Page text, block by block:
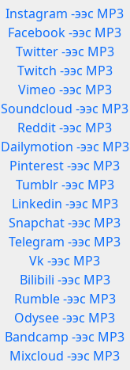
Instagram -ээс MP3
Facebook -ээс MP3
Twitter -ээс MP3
Twitch -ээс MP3
Vimeo -ээс MP3
Soundcloud -ээс MP3
Reddit -ээс MP3
Dailymotion -ээс MP3
Pinterest -ээс MP3
Tumblr -ээс MP3
Linkedin -ээс MP3
Snapchat -ээс MP3
Telegram -ээс MP3
Vk -ээс MP3
Bilibili -ээс MP3
Rumble -ээс MP3
Odysee -ээс MP3
Bandcamp -ээс MP3
Mixcloud -ээс MP3